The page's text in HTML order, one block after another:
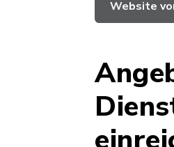
Website